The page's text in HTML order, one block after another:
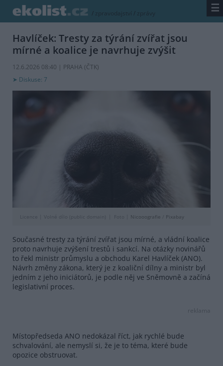
/ zpravodajství / zprávy ☰
Havlíček: Tresty za týrání zvířat jsou
mírné a koalice je navrhuje zvýšit
12.6.2026 08:40 | PRAHA (ČTK)
Diskuse: 7
Licence | Volné dílo (public domain) Foto | Nicooografie Pixabay
Současné tresty za týrání zvířat jsou mírné, a vládní koalice
proto navrhuje zvýšení trestů i sankcí. Na otázky novinářů
to řekl ministr průmyslu a obchodu Karel Havlíček (ANO).
Návrh změny zákona, který je z koaliční dílny a ministr byl
jedním z jeho iniciátorů, je podle něj ve Sněmovně a začíná
legislativní proces.
reklama
Místopředseda ANO nedokázal říct, jak rychlé bude
schvalování, ale nemyslí si, že je to téma, které bude
opozice obstruovat.